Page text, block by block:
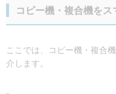
コピー機・複合機を
ここでは、コピー機・複合
介します。